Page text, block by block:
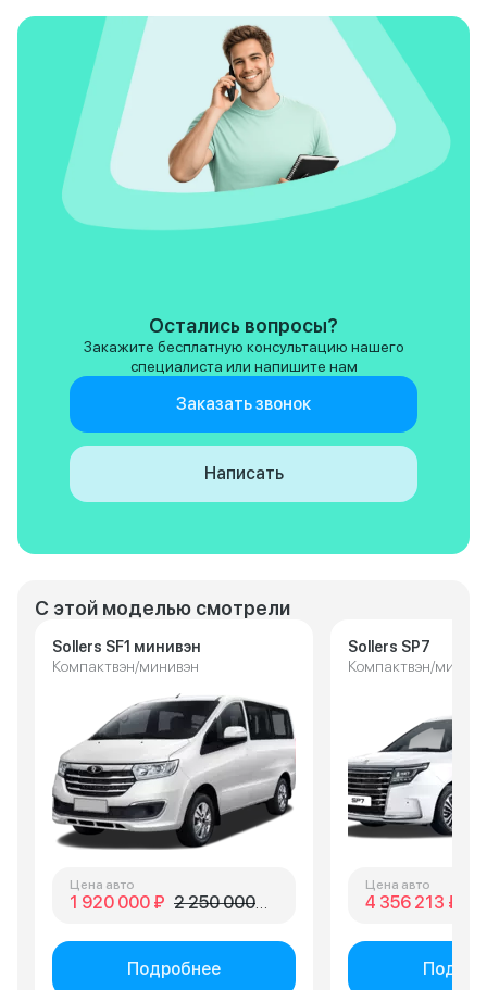
С этой моделью смотрели
Sollers SF1 минивэн
Компактвэн/минивэн
Цена авто
1 920 000 ₽ 2 250 000 ₽
Подробнее
Sollers SP7
Компактвэн/
Цена авто
4 356 213 ₽
Остались вопросы?
Закажите бесплатную консультацию нашего
специалиста или напишите нам
Заказать звонок
Написать